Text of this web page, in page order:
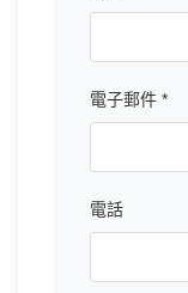
電子郵件 *
電話